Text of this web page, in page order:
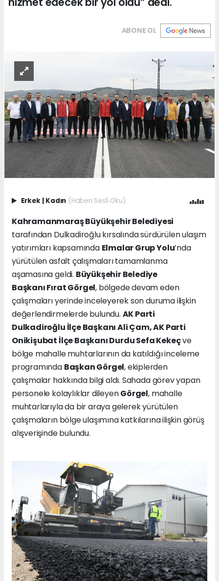
ABONE OL
Erkek | Kadın (Haberi Sesli Oku)
Kahramanmaraş Büyükşehir Belediyesi
tarafından Dulkadiroğlu kırsalında sürdürülen ulaşım
yatırımları kapsamında Elmalar Grup Yolu’nda
yürütülen asfalt çalışmaları tamamlanma
aşamasına geldi. Büyükşehir Belediye
Başkanı Fırat Görgel, bölgede devam eden
çalışmaları yerinde inceleyerek son duruma ilişkin
değerlendirmelerde bulundu. AK Parti
Dulkadiroğlu İlçe Başkanı Ali Çam, AK Parti
Onikişubat İlçe Başkanı Durdu Sefa Kekeçve
bölge mahalle muhtarlarının da katıldığı inceleme
programında Başkan Görgel, ekiplerden
çalışmalar hakkında bilgi aldı. Sahada görev yapan
personele kolaylıklar dileyenGörgel, mahalle
muhtarlarıyla da bir araya gelerek yürütülen
çalışmaların bölge ulaşımına katkılarına ilişkin görüş
alışverişinde bulundu.